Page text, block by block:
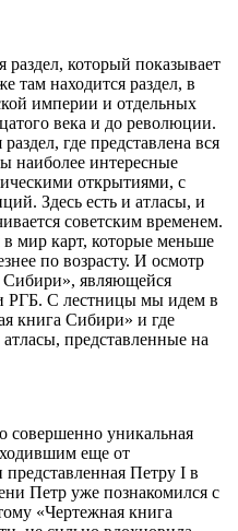
раздел, который показывает
там находится раздел, в
империи и отдельных
века и до революции.
где представлена вся
наиболее интересные
открытиями, с
Здесь есть и атласы, и
советским временем.
мир карт, которые меньше
по возрасту. И осмотр
Сибири», являющейся
РГБ. С лестницы мы идем в
книга Сибири» и где
представленные на
совершенно уникальная
еще от
Петру I в
Петр уже познакомился с
«Чертежная книга